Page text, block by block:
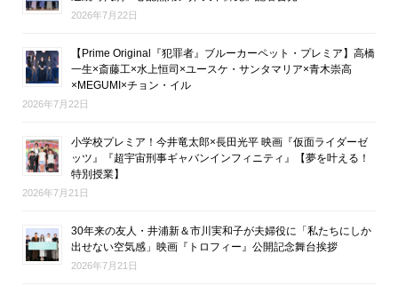
2026年7月22日
【Prime Original『犯罪者』ブルーカーペット・プレミア】高橋
一生×斎藤工×水上恒司×ユースケ・サンタマリア×青木崇高
×MEGUMI×チョン・イル
2026年7月22日
小学校プレミア！今井竜太郎×長田光平 映画『仮面ライダーゼ
ッツ』『超宇宙刑事ギャバンインフィニティ』【夢を叶える！
特別授業】
2026年7月21日
30年来の友人・井浦新＆市川実和子が夫婦役に「私たちにしか
出せない空気感」映画『トロフィー』公開記念舞台挨拶
2026年7月21日